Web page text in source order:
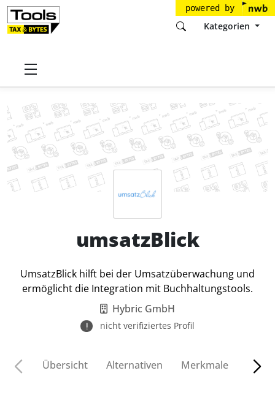
powered by
Kategorien
Startseite
umsatzBlick
UmsatzBlick hilft bei der Umsatzüberwachung und
ermöglicht die Integration mit Buchhaltungstools.
Hybric GmbH
nicht verifiziertes Profil
Übersicht Alternativen Merkmale